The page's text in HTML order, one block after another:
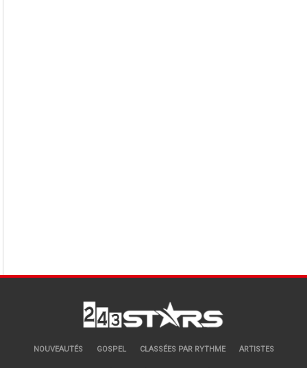
NOUVEAUTÉS GOSPEL CLASSÉES PAR RYTHME ARTISTES